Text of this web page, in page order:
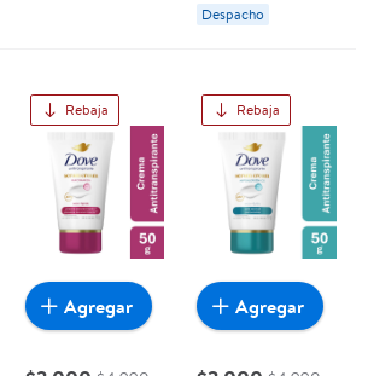
Despacho
Rebaja
Agregar
Rebaja
Agregar